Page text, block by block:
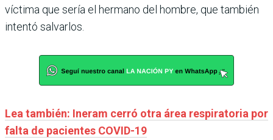
víctima que sería el hermano del hombre, que también
intentó salvarlos.
Lea también: Ineram cerró otra área respiratoria por
falta de pacientes COVID-19